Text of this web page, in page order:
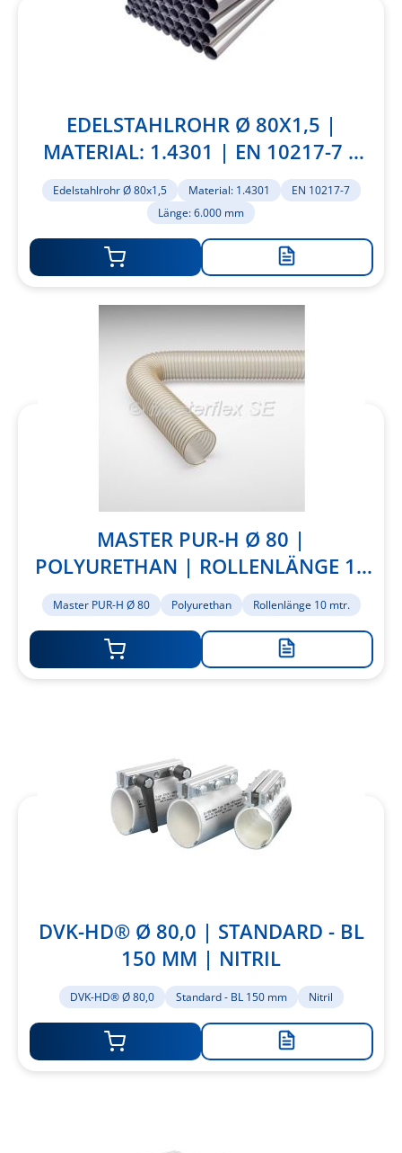
EDELSTAHLROHR Ø 80X1,5 |
MATERIAL: 1.4301 | EN 10217-7 |
LÄNGE: 6.000 MM
Edelstahlrohr Ø 80x1,5 Material: 1.4301
EN 10217-7
Länge: 6.000 mm
Zur
Merkliste
hinzufügen
MASTER PUR-H Ø 80 |
POLYURETHAN | ROLLENLÄNGE 10
MTR.
Master PUR-H Ø 80 Polyurethan Rollenlänge 10 mtr.
Zur
DVK-HD® Ø 80,0 | STANDARD - BL
150 MM | NITRIL
DVK-HD® Ø 80,0 Standard - BL 150 mm Nitril
Zur